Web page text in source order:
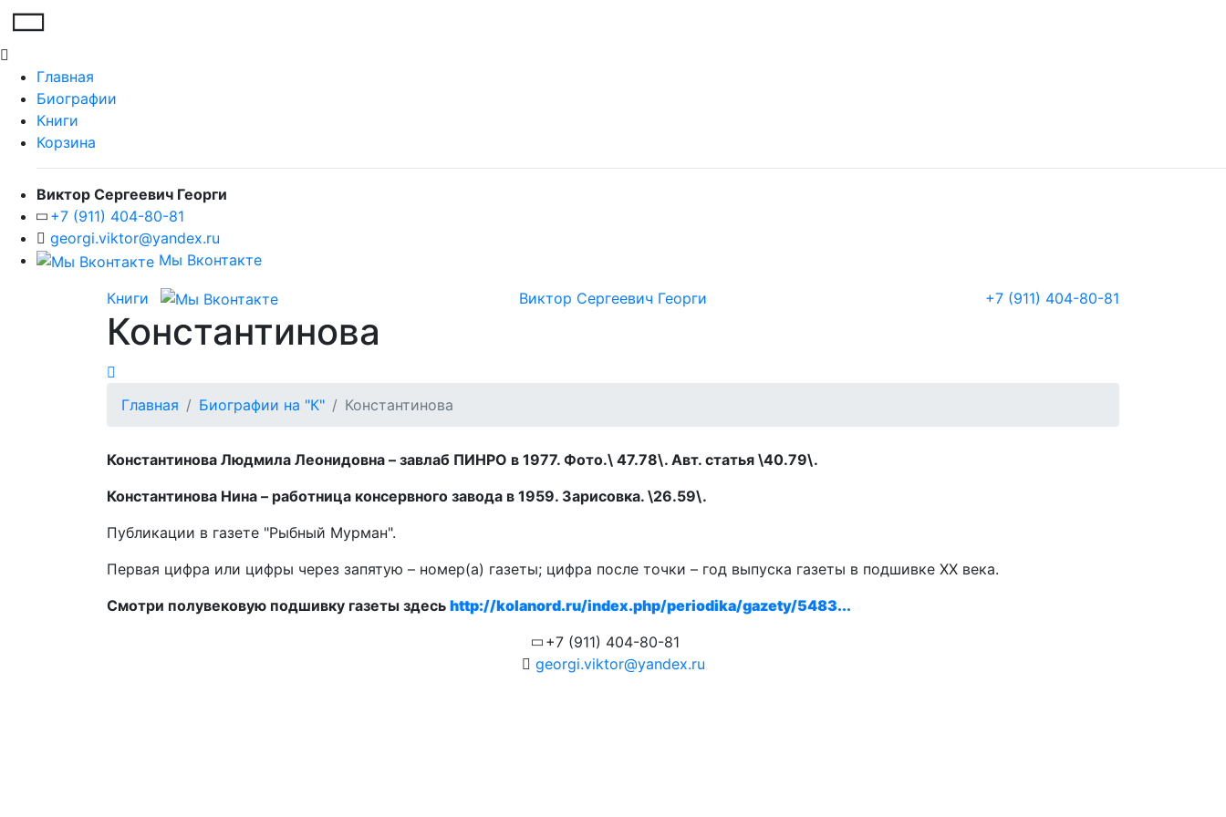
Главная
Биографии
Книги
Корзина
Виктор Сергеевич Георги
+7 (911) 404-80-81
georgi.viktor@yandex.ru
Мы Вконтакте
Книги Виктор Сергеевич Георги +7 (911) 404-80-81
Константинова
Главная Биографии на "К" Константинова
Константинова Людмила Леонидовна – завлаб ПИНРО в 1977. Фото.\ 47.78\. Авт. статья \40.79\.
Константинова Нина – работница консервного завода в 1959. Зарисовка. \26.59\.
Публикации в газете "Рыбный Мурман".
Первая цифра или цифры через запятую – номер(а) газеты; цифра после точки – год выпуска газеты в подшивке ХХ века.
Смотри полувековую подшивку газеты здесь http://kolanord.ru/index.php/periodika/gazety/5483...
+7 (911) 404-80-81
georgi.viktor@yandex.ru